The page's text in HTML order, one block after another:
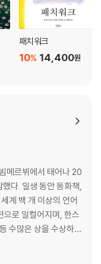
에게 장애가 있다는 걸
났다. 늘 가족들의 관심
지 않았다. 누구보다 동
난 이야기를 고양이 시선
닌 아주 행복한 바닷가
치를 보기 위해 많은 관
설을 만들었어요. 그 바
. 마을은 여행하기 좋은
아하던 깨끗한 물과 비밀
병들고 있다는 것을 알
했어요.
패치워크
14,400원
10%
메르뷔에서 태어나 20
다. 일생 동안 동화책,
계 백 개 이상의 언어
으로 일컬어지며, 한스
수많은 상을 수상하
러 나라에서 방영되
, 이사 갈 거야』, 『떠